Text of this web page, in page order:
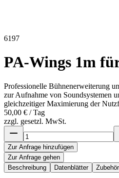
6197
PA-Wings 1m
Professionelle Bühnenerweiterung
zur Aufnahme von Soundsystemen
gleichzeitiger Maximierung der
50,00 € / Tag
zzgl. gesetzl. MwSt.
Zur Anfrage hinzufügen
Zur Anfrage gehen
Beschreibung
Datenblätter Zubehör